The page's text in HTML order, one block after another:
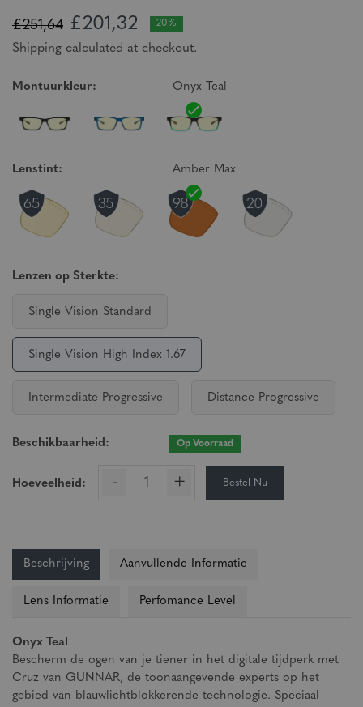
£251,64 £201,32 20%
Shipping calculated at checkout.
Montuurkleur: Onyx Teal
Lenstint: Amber Max
Lenzen op Sterkte:
Single Vision Standard
Single Vision High Index 1.67
Intermediate Progressive Distance Progressive
Beschikbaarheid: Op Voorraad
Hoeveelheid: - + Bestel Nu
Beschrijving Aanvullende Informatie
Lens Informatie Perfomance Level
Onyx Teal
Bescherm de ogen van je tiener in het digitale tijdperk met
Cruz van GUNNAR, de toonaangevende experts op het
gebied van blauwlichtblokkerende technologie. Speciaal